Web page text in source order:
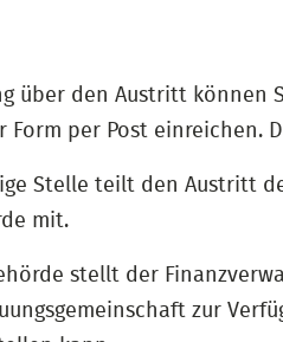
über den Austritt
Form per Post einreichen.
Stelle teilt den Austritt
mit.
stellt der
zur